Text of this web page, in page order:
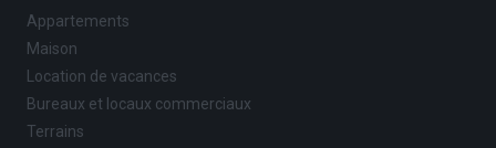
Appartements
Maison
Location de vacances
Bureaux et locaux commerciaux
Terrains